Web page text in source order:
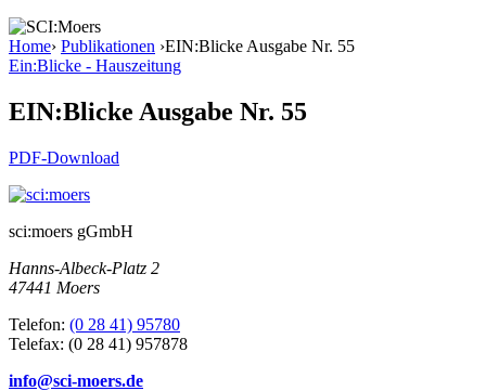
Home› Publikationen ›EIN:Blicke Ausgabe Nr. 55
Ein:Blicke - Hauszeitung
EIN:Blicke Ausgabe Nr. 55
PDF-Download
sci:moers gGmbH
Hanns-Albeck-Platz 2
47441 Moers
Telefon: (0 28 41) 95780
Telefax: (0 28 41) 957878
info@sci-moers.de